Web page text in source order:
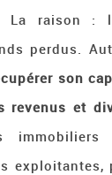
La raison :
perdus.
son
revenus et
immobiliers
exploitantes,